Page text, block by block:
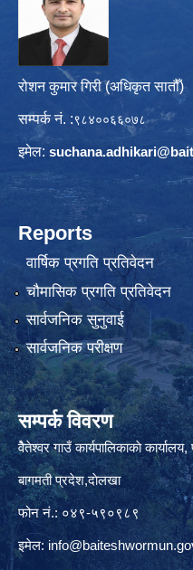
रोशन कुमार गिरी (अधिकृत सातौँ)
सम्पर्क नं. :९८४००६६०७८
इमेल: suchana.adhikari@
Reports
वार्षिक प्रगति प्रतिवेदन
चौमासिक प्रगति प्रतिवेदन
सार्वजनिक सुनुवाई
सार्वजनिक परीक्षण
सम्पर्क विवरण
वैेतेश्वर गाउँ कार्यपालिकाकाे कार्यालय,
बागमती‌ प्रदेश,दाेलखा
फोन नं.: ०४९-५९०९८९
इमेल: